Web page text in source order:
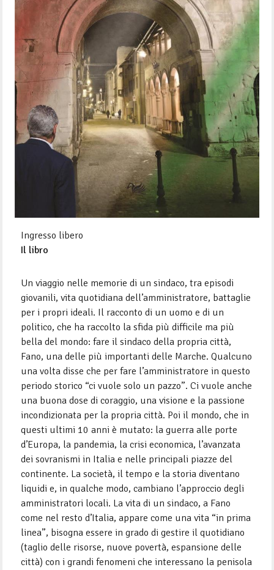
Ingresso libero
Il libro
Un viaggio nelle memorie di un sindaco, tra episodi
giovanili, vita quotidiana dell’amministratore, battaglie
per i propri ideali. Il racconto di un uomo e di un
politico, che ha raccolto la sfida più difficile ma più
bella del mondo: fare il sindaco della propria città,
Fano, una delle più importanti delle Marche. Qualcuno
una volta disse che per fare l’amministratore in questo
periodo storico “ci vuole solo un pazzo”. Ci vuole anche
una buona dose di coraggio, una visione e la passione
incondizionata per la propria città. Poi il mondo, che in
questi ultimi 10 anni è mutato: la guerra alle porte
d’Europa, la pandemia, la crisi economica, l’avanzata
dei sovranismi in Italia e nelle principali piazze del
continente. La società, il tempo e la storia diventano
liquidi e, in qualche modo, cambiano l’approccio degli
amministratori locali. La vita di un sindaco, a Fano
come nel resto d’Italia, appare come una vita “in prima
linea”, bisogna essere in grado di gestire il quotidiano
(taglio delle risorse, nuove povertà, espansione delle
città) con i grandi fenomeni che interessano la penisola